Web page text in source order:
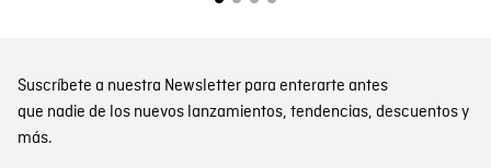
Suscríbete a nuestra Newsletter para enterarte antes
que nadie de los nuevos lanzamientos, tendencias, descuentos y
más.